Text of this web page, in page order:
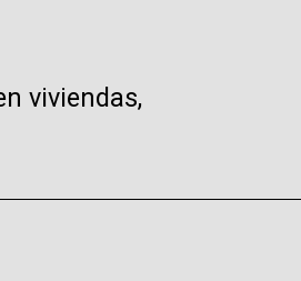
viviendas,